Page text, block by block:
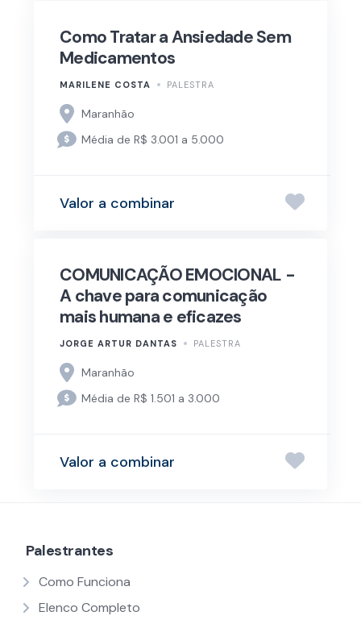
Como Tratar a Ansiedade Sem
Medicamentos
MARILENE COSTA PALESTRA
Maranhão
Média de R$ 3.001 a 5.000
Valor a combinar
COMUNICAÇÃO EMOCIONAL -
A chave para comunicação
mais humana e eficazes
JORGE ARTUR DANTAS PALESTRA
Maranhão
Média de R$ 1.501 a 3.000
Valor a combinar
Palestrantes
Como Funciona
Elenco Completo